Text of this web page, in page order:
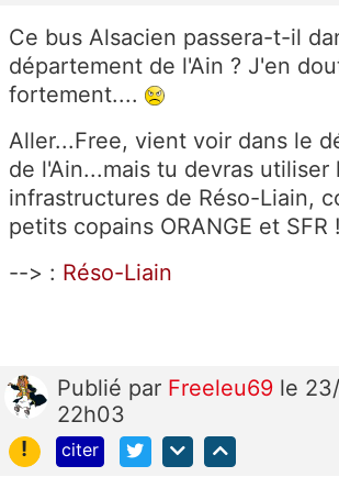
Ce bus Alsacien passera-t-il
département de l'Ain ? J'en
fortement....
Aller...Free, vient voir dans le
de l'Ain...mais tu devras utiliser
infrastructures de Réso-Liain,
petits copains ORANGE et SFR
--> : Réso-Liain
Publié par Freeleu69 le
22h03
!
citer